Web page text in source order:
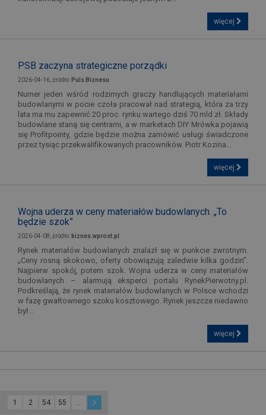
więcej
PSB zaczyna strategiczne porządki
2026-04-16, źródło: Puls Biznesu
Numer jeden wśród rodzimych graczy handlujących materiałami
budowlanymi w pocie czoła pracował nad strategią, która za trzy
lata ma mu zapewnić 20 proc. rynku wartego dziś 70 mld zł. Składy
budowlane staną się centrami, a w marketach DIY Mrówka pojawią
się Profitpointy, gdzie będzie można zamówić usługi świadczone
przez tysiąc przekwalifikowanych pracowników. Piotr Kozina...
więcej
Wojna uderza w ceny materiałów budowlanych. „To
będzie szok”
2026-04-08, źródło: biznes.wprost.pl
Rynek materiałów budowlanych znalazł się w punkcie zwrotnym.
„Ceny rosną skokowo, oferty obowiązują zaledwie kilka godzin”.
Najpierw spokój, potem szok. Wojna uderza w ceny materiałów
budowlanych – alarmują eksperci portalu RynekPierwotny.pl.
Podkreślają, że rynek materiałów budowlanych w Polsce wchodzi
w fazę gwałtownego szoku kosztowego. Rynek jeszcze niedawno
był...
więcej
1 2 54 55 ...